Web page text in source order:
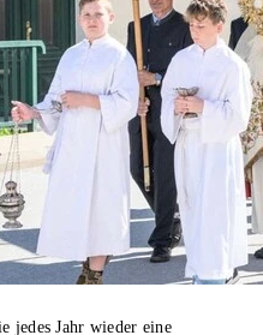
jedes Jahr wieder eine